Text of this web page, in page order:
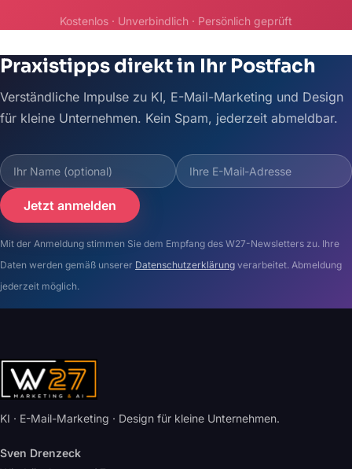
Kostenlos · Unverbindlich · Persönlich geprüft
Praxistipps direkt in Ihr Postfach
Verständliche Impulse zu KI, E-Mail-Marketing und Design
für kleine Unternehmen. Kein Spam, jederzeit abmeldbar.
Jetzt anmelden
Mit der Anmeldung stimmen Sie dem Empfang des W27-Newsletters zu. Ihre
Daten werden gemäß unserer Datenschutzerklärung verarbeitet. Abmeldung
jederzeit möglich.
KI · E-Mail-Marketing · Design für kleine Unternehmen.
Sven Drenzeck